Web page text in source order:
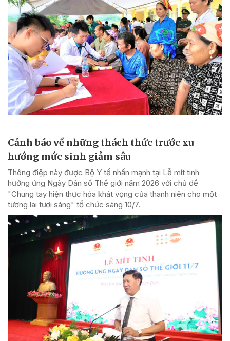
Cảnh báo về những thách thức trước xu
hướng mức sinh giảm sâu
Thông điệp này được Bộ Y tế nhấn mạnh tại Lễ mít tinh
hưởng ứng Ngày Dân số Thế giới năm 2026 với chủ đề
"Chung tay hiện thực hóa khát vọng của thanh niên cho một
tương lai tươi sáng" tổ chức sáng 10/7.